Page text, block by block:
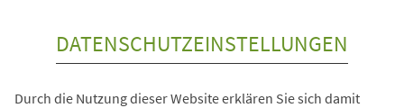
DATENSCHUTZEINSTELLUNGEN
Durch die Nutzung dieser Website erklären Sie sich damit